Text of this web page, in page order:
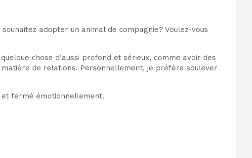
adopter un animal de compagnie? Voulez-vous
chose d’aussi profond et sérieux, comme avoir des
de relations. Personnellement, je préfère soulever
et fermé émotionnellement.